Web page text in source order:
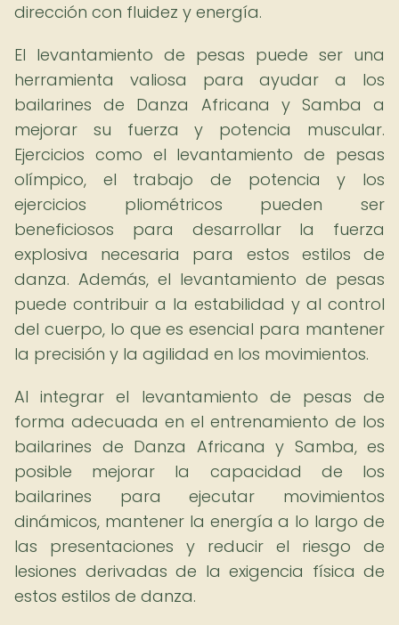
dirección con fluidez y energía.
El levantamiento de pesas puede ser una
herramienta valiosa para ayudar a los
bailarines de Danza Africana y Samba a
mejorar su fuerza y potencia muscular.
Ejercicios como el levantamiento de pesas
olímpico, el trabajo de potencia y los
ejercicios pliométricos pueden ser
beneficiosos para desarrollar la fuerza
explosiva necesaria para estos estilos de
danza. Además, el levantamiento de pesas
puede contribuir a la estabilidad y al control
del cuerpo, lo que es esencial para mantener
la precisión y la agilidad en los movimientos.
Al integrar el levantamiento de pesas de
forma adecuada en el entrenamiento de los
bailarines de Danza Africana y Samba, es
posible mejorar la capacidad de los
bailarines para ejecutar movimientos
dinámicos, mantener la energía a lo largo de
las presentaciones y reducir el riesgo de
lesiones derivadas de la exigencia física de
estos estilos de danza.